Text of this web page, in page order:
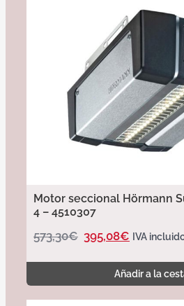
Motor seccional Hörmann
4 – 4510307
573,30€ 395,08€ IVA
Añadir a la